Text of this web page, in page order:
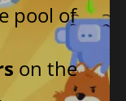
pool of
on the